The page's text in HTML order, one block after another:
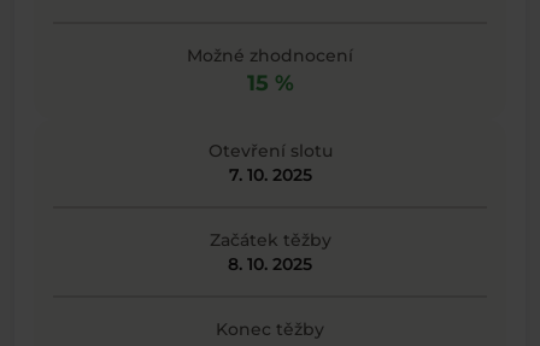
Možné zhodnocení
15 %
Otevření slotu
7. 10. 2025
Začátek těžby
8. 10. 2025
Konec těžby